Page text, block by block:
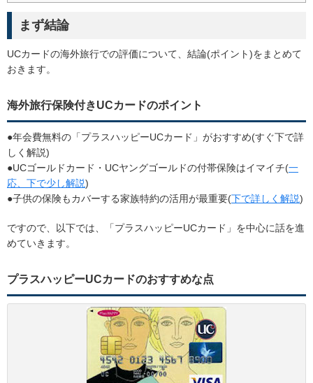
まず結論
UCカードの海外旅行での評価について、結論(ポイント)をまとめて
おきます。
海外旅行保険付きUCカードのポイント
●年会費無料の「プラスハッピーUCカード」がおすすめ(すぐ下で詳
しく解説)
●UCゴールドカード・UCヤングゴールドの付帯保険はイマイチ(一
応、下で少し解説)
●子供の保険もカバーする家族特約の活用が最重要(下で詳しく解説)
ですので、以下では、「プラスハッピーUCカード」を中心に話を進
めていきます。
プラスハッピーUCカードのおすすめな点